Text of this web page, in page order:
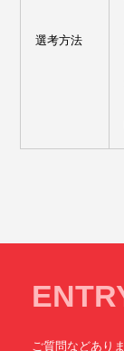
選考方法
ご質問などあり